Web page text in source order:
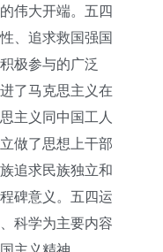
伟大开端。五四
、追求救国强国
极参与的广泛
了马克思主义在
主义同中国工人
做了思想上干部
追求民族独立和
碑意义。五四运
科学为主要内容